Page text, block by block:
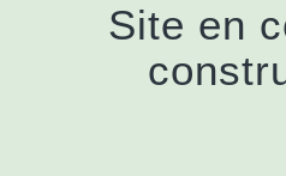
Site en